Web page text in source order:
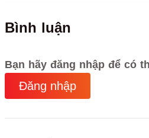
Bình luận
Bạn hãy đăng nhập để có
Đăng nhập